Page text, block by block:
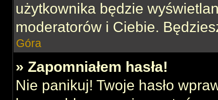
użytkownika będzie
moderatorów i Ciebie.
Góra
» Zapomniałem hasła!
Nie panikuj! Twoje hasło